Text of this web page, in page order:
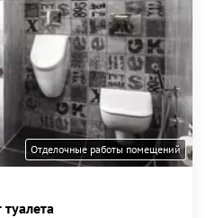
Отделочные работы помещений